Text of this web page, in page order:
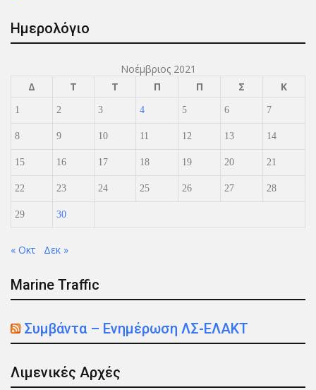
Ημερολόγιο
Νοέμβριος 2021
Δ
Τ Τ Π Π Σ Κ
1 2 3 4 5 6 7
8 9 10 11 12 13 14
15 16 17 18 19 20 21
22 23 24 25 26 27 28
29 30
« Οκτ Δεκ »
Marine Traffic
Συμβάντα – Ενημέρωση ΛΣ-ΕΛΑΚΤ
Λιμενικές Αρχές